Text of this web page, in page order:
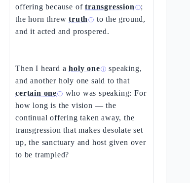
offering because oftransgression ⓘ;
the horn threwtruth ⓘ to the ground,
and it acted and prospered.
Then I heard aholy oneⓘ speaking,
and another holy one said to that
certain oneⓘ who was speaking: For
how long is the vision — the
continual offering taken away, the
transgression that makes desolate set
up, the sanctuary and host given over
to be trampled?